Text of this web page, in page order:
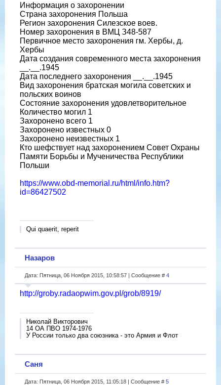
Информация о захоронении
Страна захоронения Польша
Регион захоронения Силезское воев.
Номер захоронения в ВМЦ З48-587
Первичное место захоронения гм. Хербы, д.
Хербы
Дата создания современного места захоронения
__.__.1945
Дата последнего захоронения __.__.1945
Вид захоронения братская могила советских и
польских воинов
Состояние захоронения удовлетворительное
Количество могил 1
Захоронено всего 1
Захоронено известных 0
Захоронено неизвестных 1
Кто шефствует над захоронением Совет Охраны
Памяти Борьбы и Мученичества Республики
Польши
https://www.obd-memorial.ru/html/info.htm?
id=86427502
Qui quaerit, reperit
Назаров
Дата: Пятница, 06 Ноября 2015, 10:58:57 | Сообщение # 4
http://groby.radaopwim.gov.pl/grob/8919/
Николай Викторович
14 ОА ПВО 1974-1976
У России только два союзника - это Армия и Флот
Саня
Дата: Пятница, 06 Ноября 2015, 11:05:18 | Сообщение # 5